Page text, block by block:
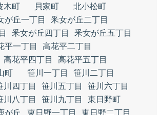
木町 貝家町
北小松町
が丘一丁目
釆女が丘二丁目
釆女が丘四丁目
釆女が丘五丁目
平一丁目
高花平二丁目
高花平四丁目
高花平五丁目
町 笹川一丁目
笹川二丁目
川四丁目 笹川五丁目
笹川六丁目
川八丁目 笹川九丁目
東日野町
が丘 東日野一丁目
東日野二丁目